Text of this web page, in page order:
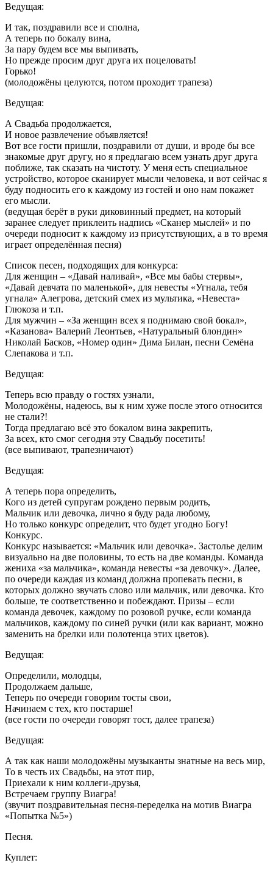
Ведущая:
И так, поздравили все и сполна,
А теперь по бокалу вина,
За пару будем все мы выпивать,
Но прежде просим друг друга их поцеловать!
Горько!
(молодожёны целуются, потом проходит трапеза)
Ведущая:
А Свадьба продолжается,
И новое развлечение объявляется!
Вот все гости пришли, поздравили от души, и вроде бы все
знакомые друг другу, но я предлагаю всем узнать друг друга
поближе, так сказать на чистоту. У меня есть специальное
устройство, которое сканирует мысли человека, и вот сейчас я
буду подносить его к каждому из гостей и оно нам покажет
его мысли.
(ведущая берёт в руки диковинный предмет, на который
заранее следует приклеить надпись «Сканер мыслей» и по
очереди подносит к каждому из присутствующих, а в то время
играет определённая песня)
Список песен, подходящих для конкурса:
Для женщин – «Давай наливай», «Все мы бабы стервы»,
«Давай девчата по маленькой», для невесты «Угнала, тебя
угнала» Алегрова, детский смех из мультика, «Невеста»
Глюкоза и т.п.
Для мужчин – «За женщин всех я поднимаю свой бокал»,
«Казанова» Валерий Леонтьев, «Натуральный блондин»
Николай Басков, «Номер один» Дима Билан, песни Семёна
Слепакова и т.п.
Ведущая:
Теперь всю правду о гостях узнали,
Молодожёны, надеюсь, вы к ним хуже после этого относится
не стали?!
Тогда предлагаю всё это бокалом вина закрепить,
За всех, кто смог сегодня эту Свадьбу посетить!
(все выпивают, трапезничают)
Ведущая:
А теперь пора определить,
Кого из детей супругам рождено первым родить,
Мальчик или девочка, лично я буду рада любому,
Но только конкурс определит, что будет угодно Богу!
Конкурс.
Конкурс называется: «Мальчик или девочка». Застолье делим
визуально на две половины, то есть на две команды. Команда
жениха «за мальчика», команда невесты «за девочку». Далее,
по очереди каждая из команд должна пропевать песни, в
которых должно звучать слово или мальчик, или девочка. Кто
больше, те соответственно и побеждают. Призы – если
команда девочек, каждому по розовой ручке, если команда
мальчиков, каждому по синей ручки (или как вариант, можно
заменить на брелки или полотенца этих цветов).
Ведущая:
Определили, молодцы,
Продолжаем дальше,
Теперь по очереди говорим тосты свои,
Начинаем с тех, кто постарше!
(все гости по очереди говорят тост, далее трапеза)
Ведущая:
А так как наши молодожёны музыканты знатные на весь мир,
То в честь их Свадьбы, на этот пир,
Приехали к ним коллеги-друзья,
Встречаем группу Виагра!
(звучит поздравительная песня-переделка на мотив Виагра
«Попытка №5»)
Песня.
Куплет: